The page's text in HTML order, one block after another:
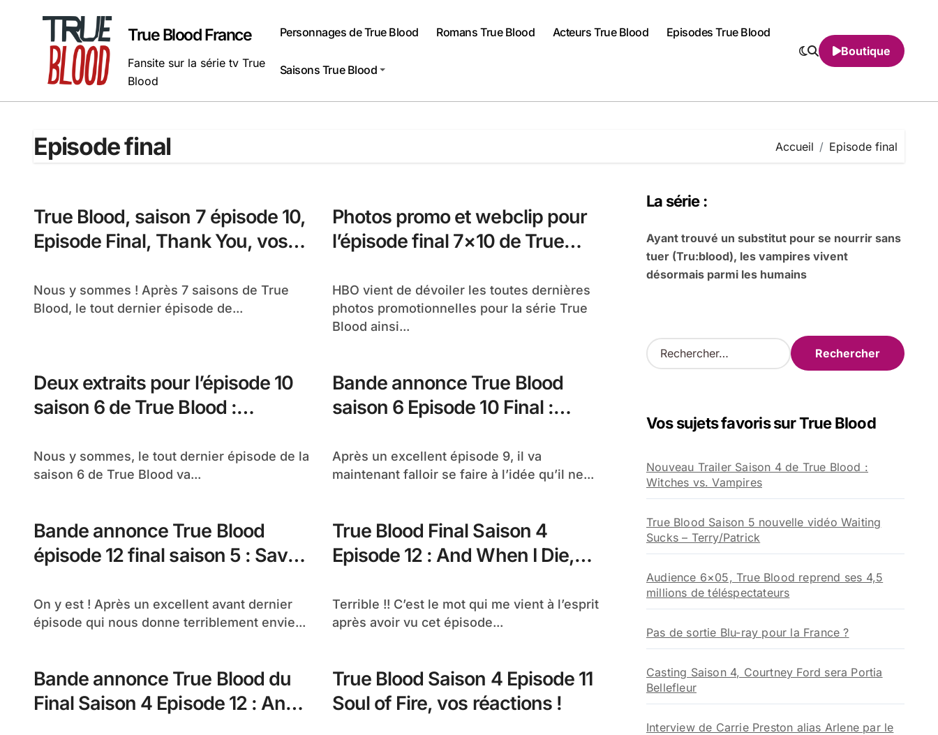
True Blood France
Fansite sur la série tv True
Blood
Personnages de True Blood Romans True Blood Acteurs True Blood Episodes True Blood
Saisons True Blood
Boutique
Episode final Accueil Episode final
True Blood, saison 7 épisode 10,
Episode Final, Thank You, vos
Nous y sommes ! Après 7 saisons de True
Blood, le tout dernier épisode de...
Photos promo et webclip pour
l’épisode final 7×10 de True
HBO vient de dévoiler les toutes dernières
photos promotionnelles pour la série True
Blood ainsi...
Deux extraits pour l’épisode 10
saison 6 de True Blood :
Nous y sommes, le tout dernier épisode de la
saison 6 de True Blood va...
Bande annonce True Blood
saison 6 Episode 10 Final :
Après un excellent épisode 9, il va
maintenant falloir se faire à l’idée qu’il ne...
Bande annonce True Blood
épisode 12 final saison 5 : Save
On y est ! Après un excellent avant dernier
épisode qui nous donne terriblement envie...
True Blood Final Saison 4
Episode 12 : And When I Die,
Terrible !! C’est le mot qui me vient à l’esprit
après avoir vu cet épisode...
Bande annonce True Blood du
Final Saison 4 Episode 12 : And
True Blood Saison 4 Episode 11
Soul of Fire, vos réactions !
La série :
Ayant trouvé un substitut pour se nourrir sans
tuer (Tru:blood), les vampires vivent
désormais parmi les humains
R
e
r
e
r
Vos sujets favoris sur True Blood
Nouveau Trailer Saison 4 de True Blood :
Witches vs. Vampires
True Blood Saison 5 nouvelle vidéo Waiting
Sucks – Terry/Patrick
Audience 6×05, True Blood reprend ses 4,5
millions de téléspectateurs
Pas de sortie Blu-ray pour la France ?
Casting Saison 4, Courtney Ford sera Portia
Bellefleur
Interview de Carrie Preston alias Arlene par le